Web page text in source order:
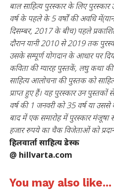
बाल साहित्‍य पुरस्‍कार के लिए
वर्ष के पहले के 5 वर्षों की अवधि
दिसम्‍बर, 2017 के बीच) पहले
दौरान यानी 2010 से 2019 तक
उसके सम्‍पूर्ण योगदान के आधार पर
कविता की ग्‍यारह पुस्‍तकें, लघु कथा
साहित्‍य आलोचना की पुस्‍तक को
प्राप्‍त हुए हैं। यह पुरस्‍कार उन
वर्ष की 1 जनवरी को 35 वर्ष या
बाद में एक समारोह में पुरस्‍कार मंजूषा
हजार रुपये का चैक विजेताओं को
हिलवार्ता साहित्य डेस्क
@ hillvarta.com
You may also like...